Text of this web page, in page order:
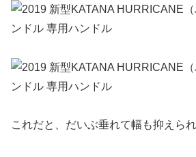
これだと、だいぶ垂れて幅も抑えられ